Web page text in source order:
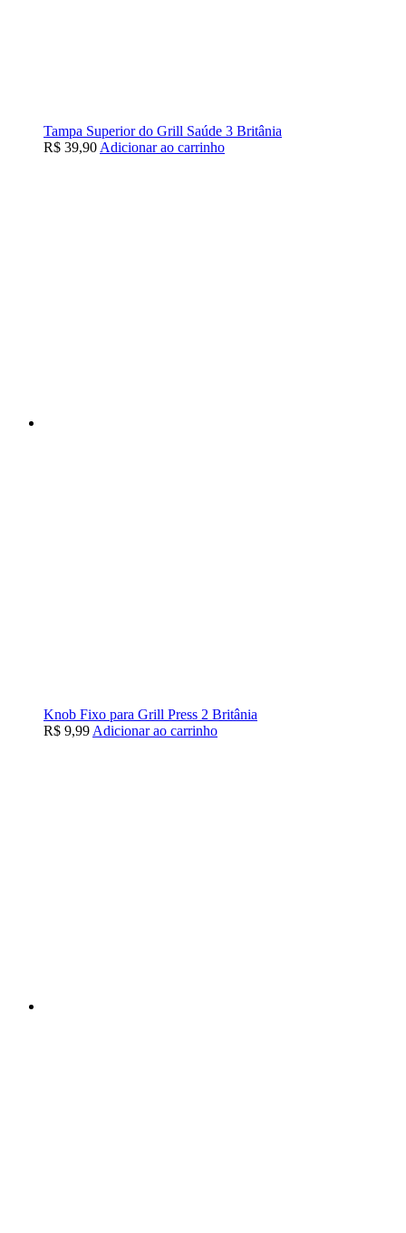
Tampa Superior do Grill Saúde 3 Britânia
R$ 39,90 Adicionar ao carrinho
Knob Fixo para Grill Press 2 Britânia
R$ 9,99 Adicionar ao carrinho